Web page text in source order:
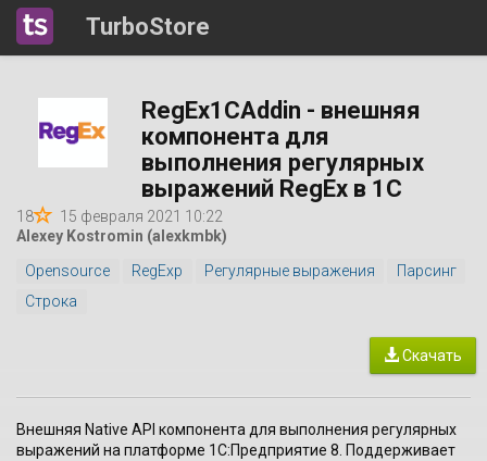
TurboStore
RegEx1CAddin - внешняя
компонента для
выполнения регулярных
выражений RegEx в 1С
18
15 февраля 2021 10:22
Alexey Kostromin (alexkmbk)
Opensource
RegExp Регулярные выражения
Парсинг
Строка
Скачать
Внешняя Native API компонента для выполнения регулярных
выражений на платформе 1С:Предприятие 8. Поддерживает